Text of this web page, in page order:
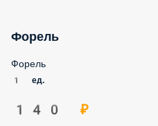
Форель
Форель
1 ед.
140 ₽